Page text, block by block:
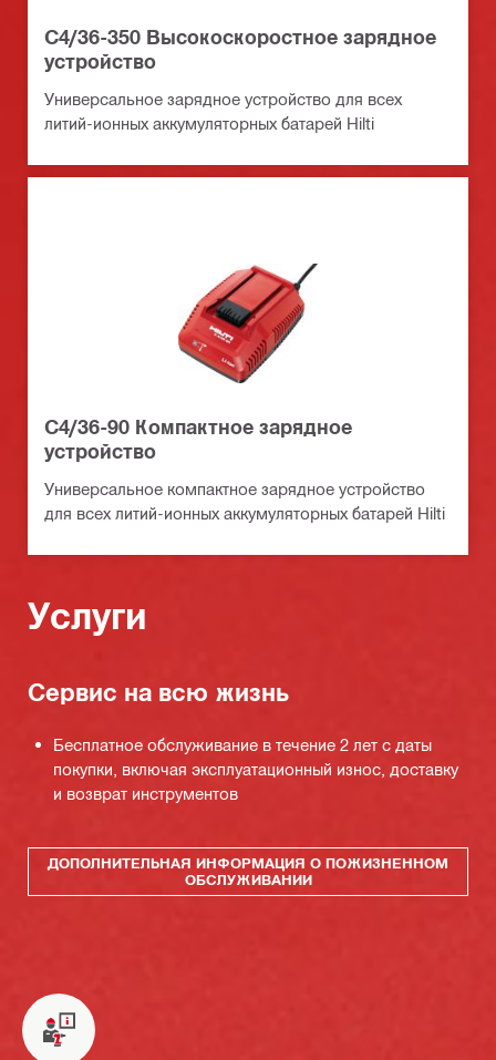
C4/36-350 Высокоскоростное зарядное
устройство
Универсальное зарядное устройство для всех
литий-ионных аккумуляторных батарей Hilti
C4/36-90 Компактное зарядное
устройство
Универсальное компактное зарядное устройство
для всех литий-ионных аккумуляторных батарей Hilti
Услуги
Сервис на всю жизнь
Бесплатное обслуживание в течение 2 лет с даты
покупки, включая эксплуатационный износ, доставку
и возврат инструментов
ДОПОЛНИТЕЛЬНАЯ ИНФОРМАЦИЯ О ПОЖИЗНЕННОМ
ОБСЛУЖИВАНИИ